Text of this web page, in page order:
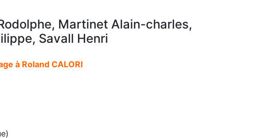
Martinet Alain-charles,
Savall Henri
à Roland CALORI